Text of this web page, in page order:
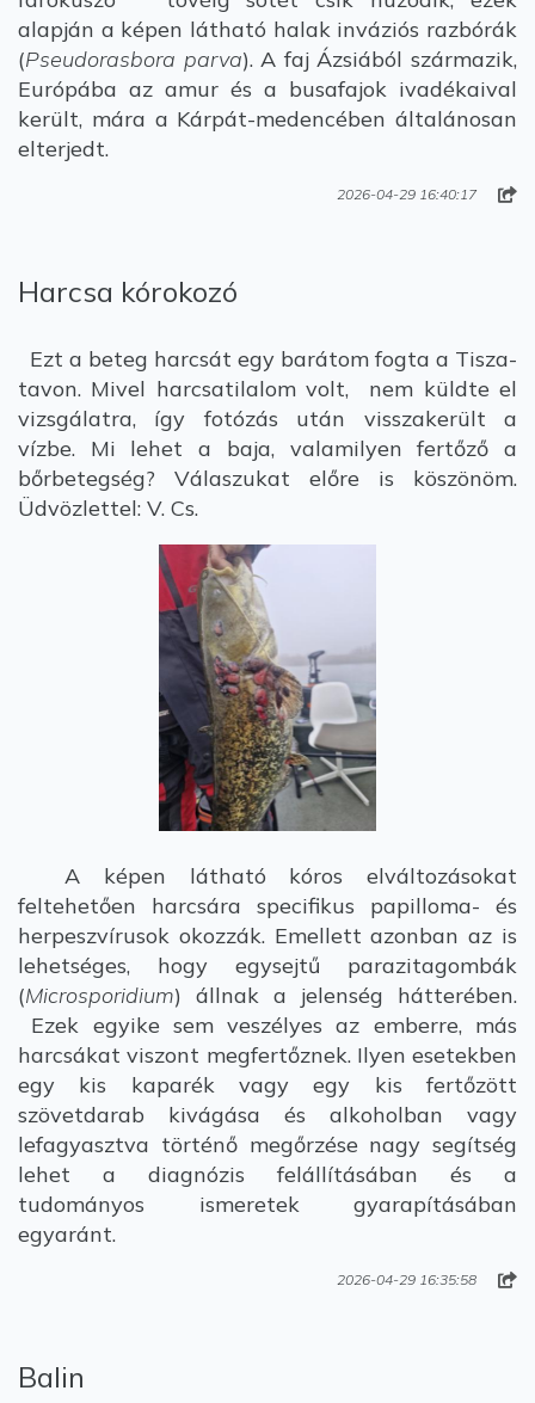
alapján a képen látható halak inváziós razbórák
(Pseudorasbora parva). A faj Ázsiából származik,
Európába az amur és a busafajok ivadékaival
került, mára a Kárpát-medencében általánosan
elterjedt.
2026-04-29 16:40:17
Harcsa kórokozó
Ezt a beteg harcsát egy barátom fogta a Tisza-
tavon. Mivel harcsatilalom volt, nem küldte el
vizsgálatra, így fotózás után visszakerült a
vízbe. Mi lehet a baja, valamilyen fertőző a
bőrbetegség? Válaszukat előre is köszönöm.
Üdvözlettel: V. Cs.
A képen látható kóros elváltozásokat
feltehetően harcsára specifikus papilloma- és
herpeszvírusok okozzák. Emellett azonban az is
lehetséges, hogy egysejtű parazitagombák
(Microsporidium) állnak a jelenség hátterében.
Ezek egyike sem veszélyes az emberre, más
harcsákat viszont megfertőznek. Ilyen esetekben
egy kis kaparék vagy egy kis fertőzött
szövetdarab kivágása és alkoholban vagy
lefagyasztva történő megőrzése nagy segítség
lehet a diagnózis felállításában és a
tudományos ismeretek gyarapításában
egyaránt.
2026-04-29 16:35:58
Balin